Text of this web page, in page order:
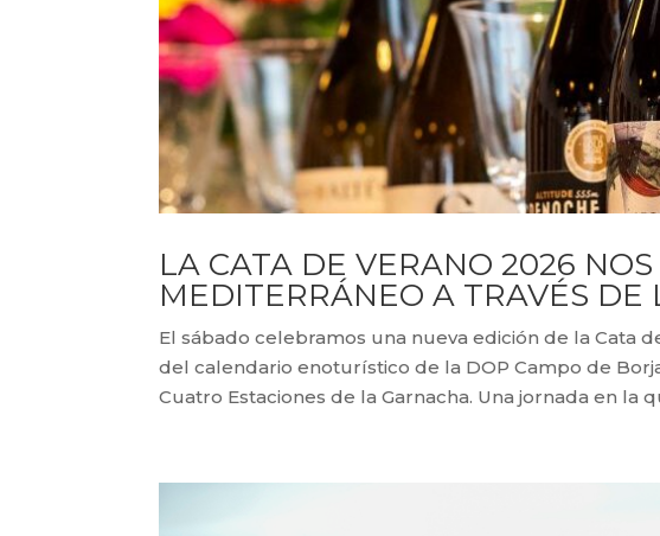
LA CATA DE VERANO 2026
MEDITERRÁNEO A TRAVÉS DE
El sábado celebramos una nueva edición de la Cata
del calendario enoturístico de la DOP Campo de
Cuatro Estaciones de la Garnacha. Una jornada en la